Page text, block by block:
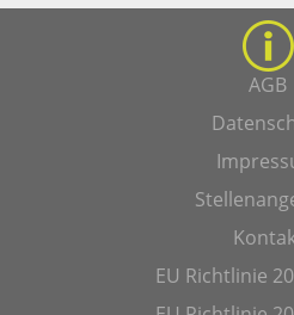
AGB
EU Richtlinie